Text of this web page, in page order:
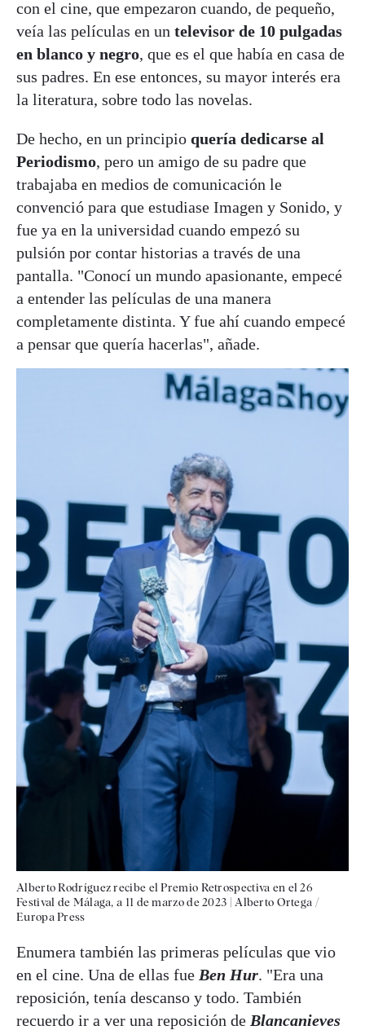
con el cine, que empezaron cuando, de pequeño,
veía las películas en un televisor de 10 pulgadas
en blanco y negro, que es el que había en casa de
sus padres. En ese entonces, su mayor interés era
la literatura, sobre todo las novelas.
De hecho, en un principio quería dedicarse al
Periodismo, pero un amigo de su padre que
trabajaba en medios de comunicación le
convenció para que estudiase Imagen y Sonido, y
fue ya en la universidad cuando empezó su
pulsión por contar historias a través de una
pantalla. "Conocí un mundo apasionante, empecé
a entender las películas de una manera
completamente distinta. Y fue ahí cuando empecé
a pensar que quería hacerlas", añade.
Alberto Rodríguez recibe el Premio Retrospectiva en el 26
Festival de Málaga, a 11 de marzo de 2023 | Alberto Ortega /
Europa Press
Enumera también las primeras películas que vio
en el cine. Una de ellas fue Ben Hur. "Era una
reposición, tenía descanso y todo. También
recuerdo ir a ver una reposición de Blancanieves